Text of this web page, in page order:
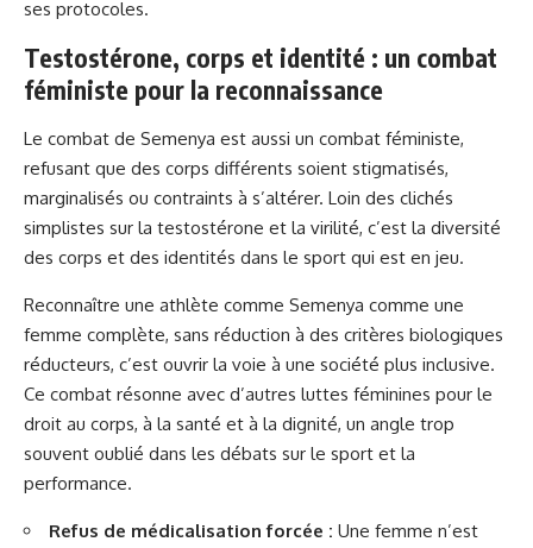
ses protocoles.
Testostérone, corps et identité : un combat
féministe pour la reconnaissance
Le combat de Semenya est aussi un combat féministe,
refusant que des corps différents soient stigmatisés,
marginalisés ou contraints à s’altérer. Loin des clichés
simplistes sur la testostérone et la virilité, c’est la diversité
des corps et des identités dans le sport qui est en jeu.
Reconnaître une athlète comme Semenya comme une
femme complète, sans réduction à des critères biologiques
réducteurs, c’est ouvrir la voie à une société plus inclusive.
Ce combat résonne avec d’autres luttes féminines pour le
droit au corps, à la santé et à la dignité, un angle trop
souvent oublié dans les débats sur le sport et la
performance.
Refus de médicalisation forcée : Une femme n’est